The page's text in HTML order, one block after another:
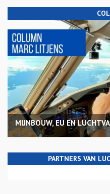
MIJNBOUW, EU EN
PARTNERS VAN